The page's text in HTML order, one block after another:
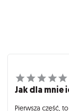
Jak dla mnie
Pierwsza część,